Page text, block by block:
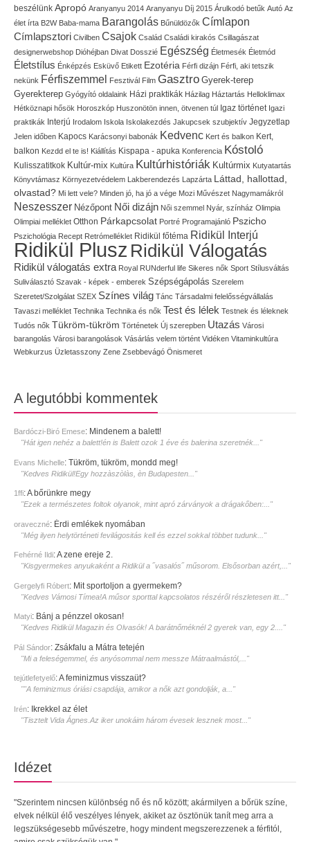
beszélünk Apropó Aranyanyu 2014 Aranyanyu Díj 2015 Árulkodó betűk Autó Az
élet írta B2W Baba-mama Barangolás Bűnüldözők Címlapon
Címlapsztori Civilben Csajok Család Családi kirakós Csillagászat
designerwebshop Dióhéjban Divat Dosszié Egészség Életmesék Életmód
Életstílus Énképzés Esküvő Etikett Ezotéria Férfi dizájn Férfi, aki tetszik
nekünk Férfiszemmel Fesztivál Film Gasztro Gyerek-terep
Gyerekterep Gyógyító oldalaink Házi praktikák Házilag Háztartás Helloklimax
Hétköznapi hősök Horoszkóp Huszonötön innen, ötvenen túl Igaz történet Igazi
praktikák Interjú Irodalom Iskola Iskolakezdés Jakupcsek szubjektív Jegyzetlap
Jelen időben Kapocs Karácsonyi babonák Kedvenc Kert és balkon Kert,
balkon Kezdd el te is! Kiállítás Kispapa - apuka Konferencia Kóstoló
Kulisszatitkok Kultúr-mix Kultúra Kultúrhistóriák Kultúrmix Kutyatartás
Könyvtámasz Környezetvédelem Lakberendezés Lapzárta Láttad, hallottad,
olvastad? Mi lett vele? Minden jó, ha jó a vége Mozi Művészet Nagymamákról
Neszesszer Nézőpont Női dizájn Női szemmel Nyár, színház Olimpia
Olimpiai melléklet Otthon Párkapcsolat Portré Programajánló Pszicho
Pszichológia Recept Retrómelléklet Ridikül főtéma Ridikül Interjú
Ridikül Plusz Ridikül Válogatás
Ridikül válogatás extra Royal RUNderful life Sikeres nők Sport Stílusváltás
Suliválasztó Szavak - képek - emberek Szépségápolás Szerelem
Szeretet/Szolgálat SZEX Színes világ Tánc Társadalmi felelősségvállalás
Tavaszi melléklet Technika Technika és nők Test és lélek Testnek és léleknek
Tudós nők Tükröm-tükröm Történetek Új szerepben Utazás Városi
barangolás Városi barangolások Vásárlás velem történt Vidéken Vitaminkultúra
Webkurzus Üzletasszony Zene Zsebbevágó Önismeret
A legutóbbi kommentek
Bardóczi-Biró Emese: Mindenem a balett!
"Hát igen nehéz a balett!én is Balett ozok 1 éve és balerina szeretnék..."
Evans Michelle: Tükröm, tükröm, mondd meg!
"Kedves Ridikül!Egy hozzàszòlàs, èn Budapesten..."
1ffi:A bőrünkre megy
"Ezek a természetes foltok olyanok, mint apró zárványok a drágakőben:..."
oraveczné: Érdi emlékek nyomában
"Még ilyen helytörténeti fevilágositás kell és ezzel sokkal többet tudunk..."
Fehérné Ildi:A zene ereje 2.
"Kisgyermekes anyukaként a Ridikül a ˝vasalós˝ műsorom. Elsősorban azért,..."
Gergelyfi Róbert: Mit sportoljon a gyermekem?
"Kedves Vámosi Tímea!A műsor sporttal kapcsolatos részéről részletesen itt..."
Matyi: Bánj a pénzzel okosan!
"Kedves Ridikül Magazin és Olvasók! A barátnőméknél 2 gyerek van, egy 2...."
Pál Sándor: Zsákfalu a Mátra tetején
"Mi a feleségemmel, és anyósommal nem messze Mátraalmástól,..."
tejútlefetyelő:A feminizmus visszaüt?
""A feminizmus óriási csapdája, amikor a nők azt gondolják, a..."
Irén: Ikrekkel az élet
"Tisztelt Vida Ágnes.Az iker unokáim három évesek lesznek most..."
Idézet
"Szerintem nincsen különbség nő és nő között; akármilyen a bőrük színe,
elvek nélkül élő veszélyes lények, akiket az ösztönük tanít meg arra a
legszükségesebb művészetre, hogy mindent megszerezzenek a férfitól,